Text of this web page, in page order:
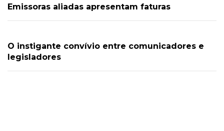
Emissoras aliadas apresentam faturas
O instigante convívio entre comunicadores e
legisladores